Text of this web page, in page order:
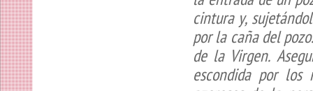
cintura y,
por la caña del
de la Virgen.
escondida por